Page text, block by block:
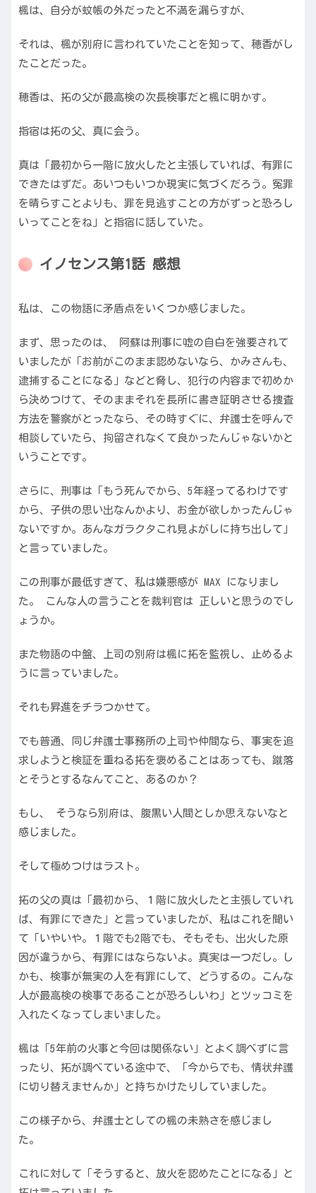
楓は、自分が蚊帳の外だったと不満を漏らすが、
それは、楓が別府に言われていたことを知って、穂香がし
たことだった。
穂香は、拓の父が最高検の次長検事だと楓に明かす。
指宿は拓の父、真に会う。
真は「最初から一階に放火したと主張していれば、有罪に
できたはずだ。あいつもいつか現実に気づくだろう。冤罪
を晴らすことよりも、罪を見逃すことの方がずっと恐ろし
いってことをね」と指宿に話していた。
イノセンス第1話 感想
私は、この物語に矛盾点をいくつか感じました。
まず、思ったのは、 阿蘇は刑事に嘘の自白を強要されて
いましたが「お前がこのまま認めないなら、かみさんも、
逮捕することになる」などと脅し、犯行の内容まで初めか
ら決めつけて、そのままそれを長所に書き証明させる捜査
方法を警察がとったなら、その時すぐに、弁護士を呼んで
相談していたら、拘留されなくて良かったんじゃないかと
いうことです。
さらに、刑事は「もう死んでから、5年経ってるわけです
から、子供の思い出なんかより、お金が欲しかったんじゃ
ないですか。あんなガラクタこれ見よがしに持ち出して」
と言っていました。
この刑事が最低すぎて、私は嫌悪感が MAX になりまし
た。 こんな人の言うことを裁判官は 正しいと思うのでし
ょうか。
また物語の中盤、上司の別府は楓に拓を監視し、止めるよ
うに言っていました。
それも昇進をチラつかせて。
でも普通、同じ弁護士事務所の上司や仲間なら、事実を追
求しようと検証を重ねる拓を褒めることはあっても、蹴落
とそうとするなんてこと、あるのか？
もし、 そうなら別府は、腹黒い人間としか思えないなと
感じました。
そして極めつけはラスト。
拓の父の真は「最初から、１階に放火したと主張していれ
ば、有罪にできた」と言っていましたが、私はこれを聞い
て「いやいや。１階でも2階でも、そもそも、出火した原
因が違うから、有罪にはならないよ。真実は一つだし。し
かも、検事が無実の人を有罪にして、どうするの。こんな
人が最高検の検事であることが恐ろしいわ」とツッコミを
入れたくなってしまいました。
楓は「5年前の火事と今回は関係ない」とよく調べずに言
ったり、拓が調べている途中で、「今からでも、情状弁護
に切り替えませんか」と持ちかけたりしていました。
この様子から、弁護士としての楓の未熟さを感じまし
た。
これに対して「そうすると、放火を認めたことになる」と